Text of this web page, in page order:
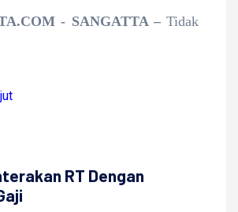
- SANGATTA – Tidak
RT Dengan